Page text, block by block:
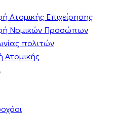
Ατομικής Επιχείρησης
Νομικών Προσώπων
πολιτών